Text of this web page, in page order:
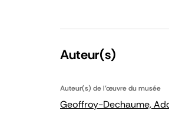
Auteur(s)
Auteur(s) de l'œuvre du musée
Geoffroy-Dechaume,